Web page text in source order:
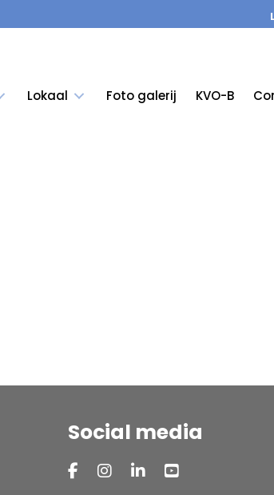
Lokaal Foto galerij KVO-B
Social media